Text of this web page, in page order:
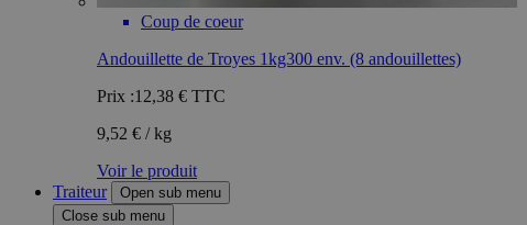
Coup de coeur
Andouillette de Troyes 1kg300 env. (8 andouillettes)
Prix :12,38 € TTC
9,52 € / kg
Voir le produit
Traiteur
Open sub menu
Close sub menu